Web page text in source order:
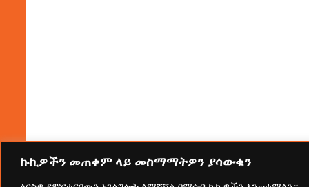
ኩኪዎችን መጠቀም ላይ መስማማትዎን ያሳውቁን